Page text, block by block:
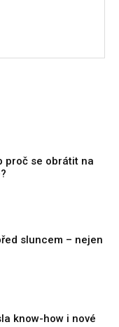
proč se obrátit na
sluncem – nejen
know-how i nové